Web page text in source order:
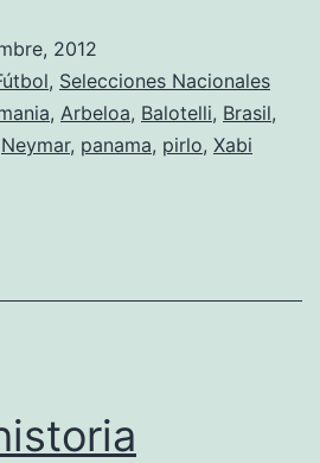
2012
, Selecciones Nacionales
, Arbeloa, Balotelli, Brasil,
Neymar, panama, pirlo, Xabi